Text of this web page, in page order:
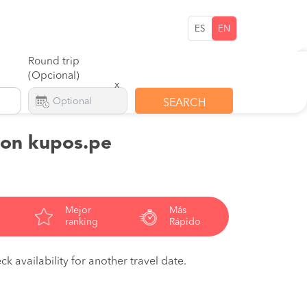
ES EN
Round trip
(Opcional)
x
SEARCH
kupos.pe
Mejor
ranking
Más
Rápido
availability for another travel date.